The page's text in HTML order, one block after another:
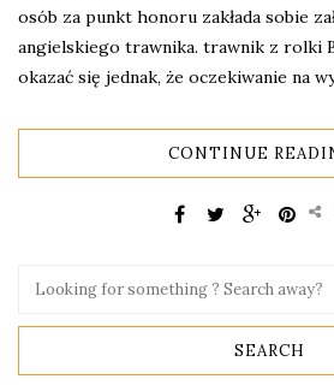
osób za punkt honoru zakłada sobie
angielskiego trawnika. trawnik z rolki
okazać się jednak, że oczekiwanie na
CONTINUE